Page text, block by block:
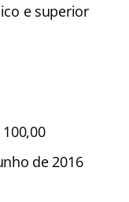
e superior
100,00
de 2016